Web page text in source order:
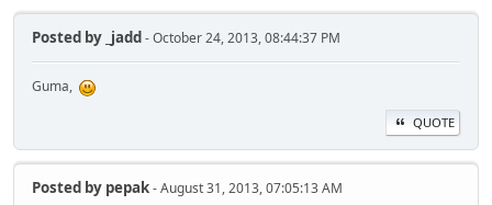
Posted by _jadd- October 24, 2013, 08:44:37 PM
Guma,
QUOTE
Posted by pepak- August 31, 2013, 07:05:13 AM